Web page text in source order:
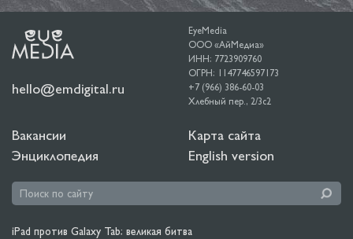
hello@emdigital.ru
EyeMedia
ООО «АйМедиа»
ИНН: 7723909760
ОГРН: 1147746597173
+7 (966) 386-60-03
Хлебный пер., 2/3c2
Вакансии
Энциклопедия
Карта сайта
English version
iPad против Galaxy Tab: великая битва